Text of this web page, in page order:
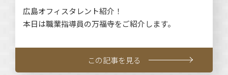
広島オフィスタレント紹介！
本日は職業指導員の万福寺をご紹介します。
この記事を見る